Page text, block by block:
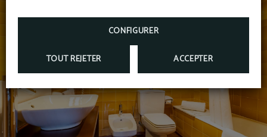
CONFIGURER
TOUT REJETER ACCEPTER